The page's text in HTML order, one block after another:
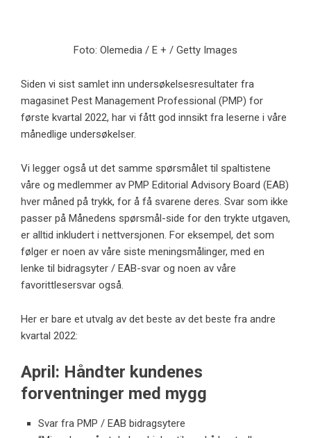
Foto: Olemedia / E + / Getty Images
Siden vi sist samlet inn undersøkelsesresultater fra
magasinet Pest Management Professional (PMP) for
første kvartal 2022, har vi fått god innsikt fra leserne i våre
månedlige undersøkelser.
Vi legger også ut det samme spørsmålet til spaltistene
våre og medlemmer av PMP Editorial Advisory Board (EAB)
hver måned på trykk, for å få svarene deres. Svar som ikke
passer på Månedens spørsmål-side for den trykte utgaven,
er alltid inkludert i nettversjonen. For eksempel, det som
følger er noen av våre siste meningsmålinger, med en
lenke til bidragsyter / EAB-svar og noen av våre
favorittlesersvar også.
Her er bare et utvalg av det beste av det beste fra andre
kvartal 2022:
April: Håndter kundenes
forventninger med mygg
Svar fra PMP / EAB bidragsytere